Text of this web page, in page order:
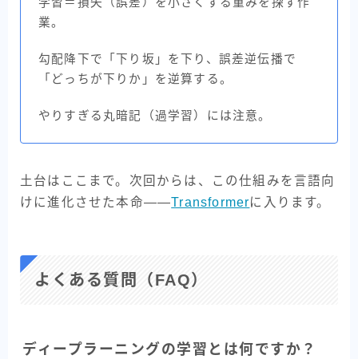
業。
勾配降下で「下り坂」を下り、誤差逆伝播で
「どっちが下りか」を逆算する。
やりすぎる丸暗記（過学習）には注意。
土台はここまで。次回からは、この仕組みを言語向
けに進化させた本命——Transformerに入ります。
よくある質問（FAQ）
ディープラーニングの学習とは何ですか？